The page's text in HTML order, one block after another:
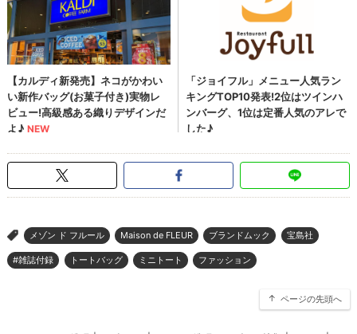
> メゾン ド フルール Maison de FLEUR ブランドムック 宝島社
#雑誌付録 トートバッグ ミニトート ファッション
ページの先頭へ